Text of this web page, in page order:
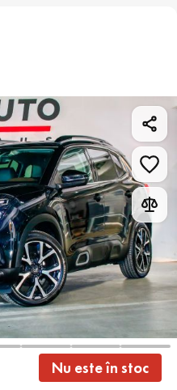
Nu este în stoc